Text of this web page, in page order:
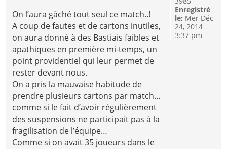
On l’aura gâché tout seul ce match..!
A coup de fautes et de cartons inutiles,
on aura donné à des Bastiais faibles et
apathiques en première mi-temps, un
point providentiel qui leur permet de
rester devant nous.
On a pris la mauvaise habitude de
prendre plusieurs cartons par match…
comme si le fait d’avoir régulièrement
des suspensions ne participait pas à la
fragilisation de l’équipe…
Comme si on avait 35 joueurs dans le
Enregistré
le: Mer Déc
24, 2014
3:37 pm